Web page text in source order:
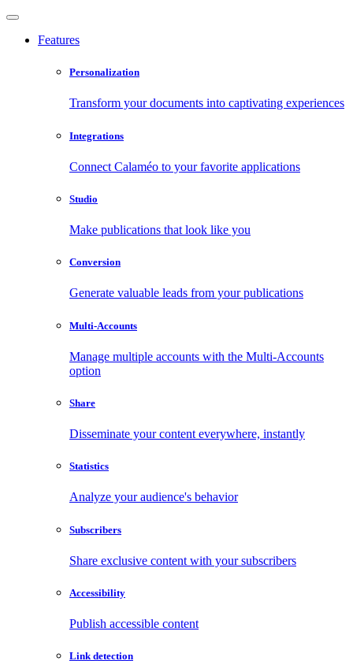
Features
Personalization
Transform your documents into captivating experiences
Integrations
Connect Calaméo to your favorite applications
Studio
Make publications that look like you
Conversion
Generate valuable leads from your publications
Multi-Accounts
Manage multiple accounts with the Multi-Accounts
option
Share
Disseminate your content everywhere, instantly
Statistics
Analyze your audience's behavior
Subscribers
Share exclusive content with your subscribers
Accessibility
Publish accessible content
Link detection